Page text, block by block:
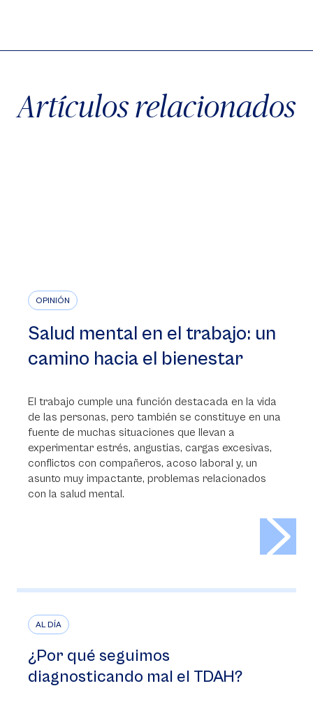
Artículos relacionados
OPINIÓN
Salud mental en el trabajo: un
camino hacia el bienestar
El trabajo cumple una función destacada en la vida
de las personas, pero también se constituye en una
fuente de muchas situaciones que llevan a
experimentar estrés, angustias, cargas excesivas,
conflictos con compañeros, acoso laboral y, un
asunto muy impactante, problemas relacionados
con la salud mental.
AL DÍA
¿Por qué seguimos
diagnosticando mal el TDAH?